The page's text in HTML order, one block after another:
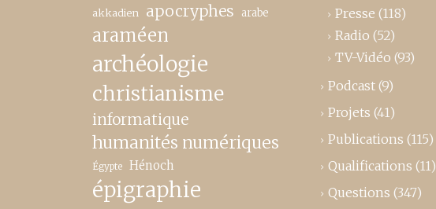
akkadien apocryphes arabe
araméen
archéologie
christianisme
informatique
humanités numériques
Égypte Hénoch
épigraphie
Presse (118)
Radio (52)
TV-Vidéo (93)
Podcast (9)
Projets (41)
Publications (115)
Qualifications (11)
Questions (347)